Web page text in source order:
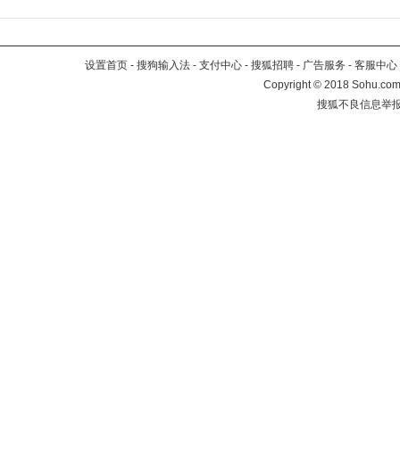
设置首页 - 搜狗输入法 - 支付中心 - 搜狐招聘 - 广告服务 - 客服中心
Copyright©2018
搜狐不良信息举